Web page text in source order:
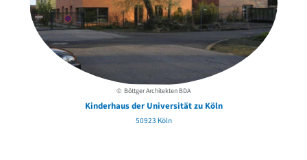
© Böttger Architekten BDA
Kinderhaus der Universität zu Köln
50923 Köln